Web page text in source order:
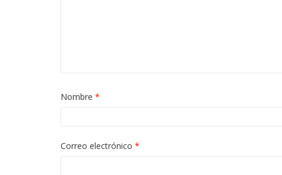
Nombre *
Correo electrónico *